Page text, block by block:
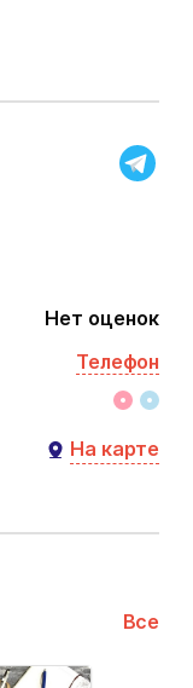
Нет оценок
Телефон
На карте
Все